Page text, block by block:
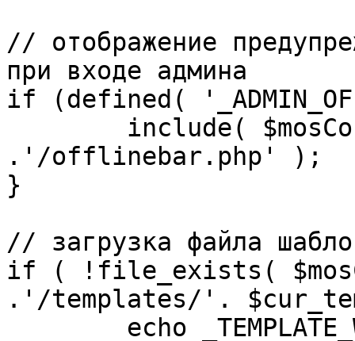
// отображение
при входе админа
if (defined(
.'/offlinebar.php' );
}
// загрузка файла
if ( !file_exists(
.'/templates/'.